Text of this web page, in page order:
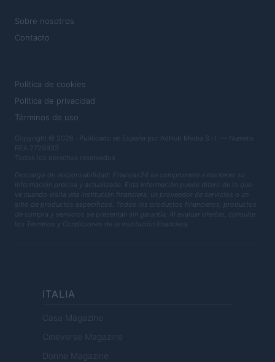
Sobre nosotros
Contacto
Política de cookies
Política de privacidad
Términos de uso
Copyright © 2026 · Publicado en España por AdHub Media S.r.l. — Número
REA 2729933
Todos los derechos reservados
Descargo de responsabilidad: Finanzas24 se compromete a mantener su
información precisa y actualizada. Esta información puede diferir de lo que
ve cuando visita una institución financiera, un proveedor de servicios o un
sitio de productos específicos. Todos los productos financieros, productos
de compra y servicios se presentan sin garantía. Al evaluar ofertas, consulte
los Términos y Condiciones de la institución financiera.
ITALIA
Casa Magazine
Cineverse Magazine
Donne Magazine